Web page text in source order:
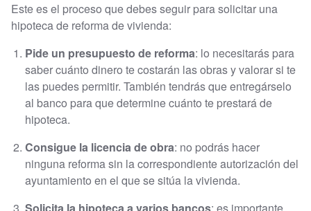
Este es el proceso que debes seguir para solicitar una
hipoteca de reforma de vivienda:
Pide un presupuesto de reforma: lo necesitarás para
saber cuánto dinero te costarán las obras y valorar si te
las puedes permitir. También tendrás que entregárselo
al banco para que determine cuánto te prestará de
hipoteca.
Consigue la licencia de obra: no podrás hacer
ninguna reforma sin la correspondiente autorización del
ayuntamiento en el que se sitúa la vivienda.